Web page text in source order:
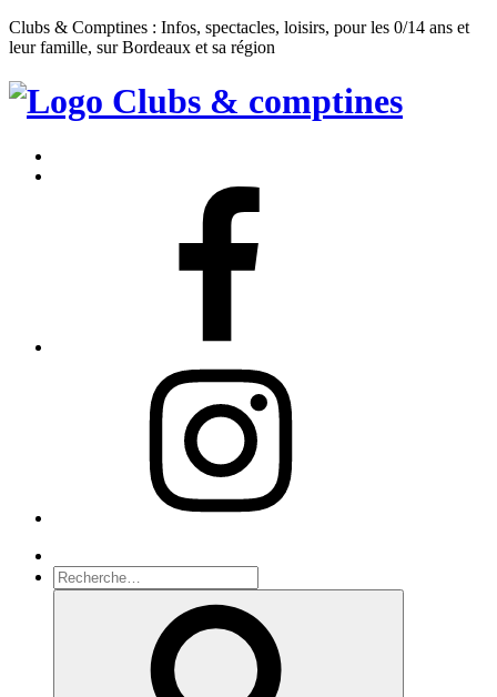
Clubs & Comptines : Infos, spectacles, loisirs, pour les 0/14 ans et
leur famille, sur Bordeaux et sa région
Clubs
Comptines
Recherche
pour